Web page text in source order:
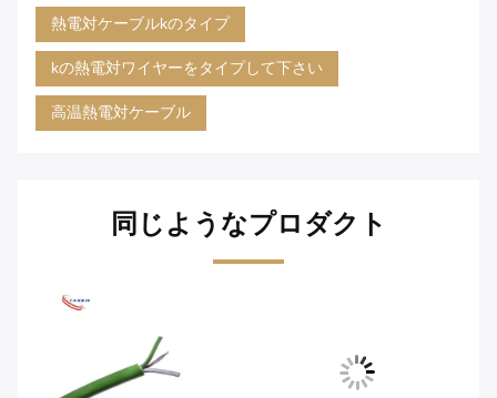
熱電対ケーブルkのタイプ
kの熱電対ワイヤーをタイプして下さい
高温熱電対ケーブル
同じようなプロダクト